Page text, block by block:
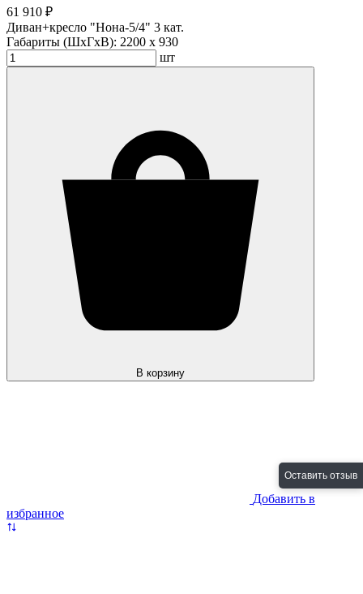
61 910 ₽
Диван+кресло "Нона-5/4" 3 кат.
Габариты (ШхГхВ): 2200 x 930
шт
В корзину
Добавить в
избранное
Оставить отзыв